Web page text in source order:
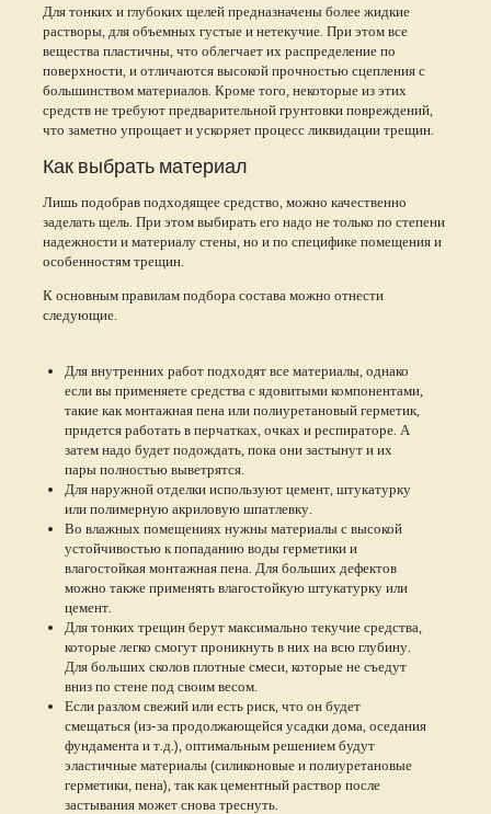
Для тонких и глубоких щелей предназначены более жидкие
растворы, для объемных густые и нетекучие. При этом все
вещества пластичны, что облегчает их распределение по
поверхности, и отличаются высокой прочностью сцепления с
большинством материалов. Кроме того, некоторые из этих
средств не требуют предварительной грунтовки повреждений,
что заметно упрощает и ускоряет процесс ликвидации трещин.
Как выбрать материал
Лишь подобрав подходящее средство, можно качественно
заделать щель. При этом выбирать его надо не только по степени
надежности и материалу стены, но и по специфике помещения и
особенностям трещин.
К основным правилам подбора состава можно отнести
следующие.
Для внутренних работ подходят все материалы, однако
если вы применяете средства с ядовитыми компонентами,
такие как монтажная пена или полиуретановый герметик,
придется работать в перчатках, очках и респираторе. А
затем надо будет подождать, пока они застынут и их
пары полностью выветрятся.
Для наружной отделки используют цемент, штукатурку
или полимерную акриловую шпатлевку.
Во влажных помещениях нужны материалы с высокой
устойчивостью к попаданию воды герметики и
влагостойкая монтажная пена. Для больших дефектов
можно также применять влагостойкую штукатурку или
цемент.
Для тонких трещин берут максимально текучие средства,
которые легко смогут проникнуть в них на всю глубину.
Для больших сколов плотные смеси, которые не съедут
вниз по стене под своим весом.
Если разлом свежий или есть риск, что он будет
смещаться (из-за продолжающейся усадки дома, оседания
фундамента и т.д.), оптимальным решением будут
эластичные материалы (силиконовые и полиуретановые
герметики, пена), так как цементный раствор после
застывания может снова треснуть.